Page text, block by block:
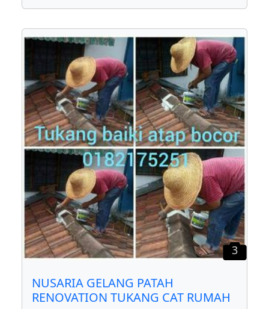
3
NUSARIA GELANG PATAH
RENOVATION TUKANG CAT RUMAH